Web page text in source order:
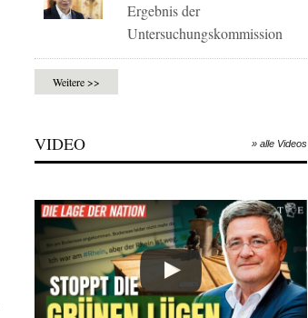
Ergebnis der
Untersuchungskommission
Weitere >>
VIDEO » alle Videos